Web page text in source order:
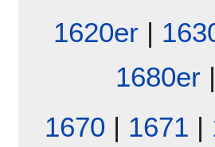
1620er |
1680er
1670 | 1671 |